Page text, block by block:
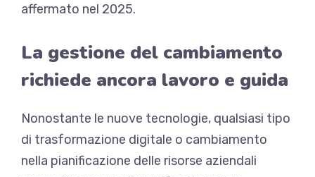
affermato nel 2025.
La gestione del cambiamento
richiede ancora lavoro e guida
Nonostante le nuove tecnologie, qualsiasi tipo
di trasformazione digitale o cambiamento
nella pianificazione delle risorse aziendali